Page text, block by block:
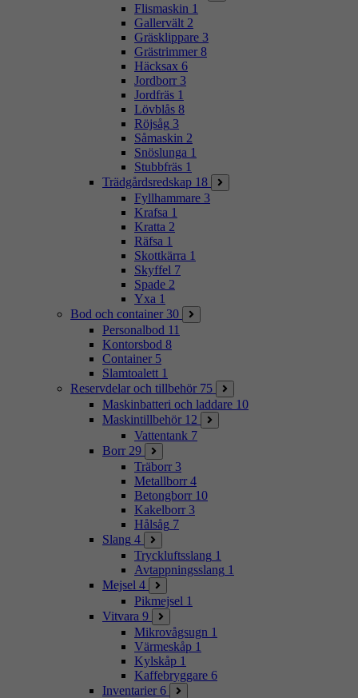
Flismaskin 1
Gallervält 2
Gräsklippare 3
Grästrimmer 8
Häcksax 6
Jordborr 3
Jordfräs 1
Lövblås 8
Röjsåg 3
Såmaskin 2
Snöslunga 1
Stubbfräs 1
Trädgårdsredskap 18
Fyllhammare 3
Krafsa 1
Kratta 2
Räfsa 1
Skottkärra 1
Skyffel 7
Spade 2
Yxa 1
Bod och container 30
Personalbod 11
Kontorsbod 8
Container 5
Slamtoalett 1
Reservdelar och tillbehör 75
Maskinbatteri och laddare 10
Maskintillbehör 12
Vattentank 7
Borr 29
Träborr 3
Metallborr 4
Betongborr 10
Kakelborr 3
Hålsåg 7
Slang 4
Tryckluftsslang 1
Avtappningsslang 1
Mejsel 4
Pikmejsel 1
Vitvara 9
Mikrovågsugn 1
Värmeskåp 1
Kylskåp 1
Kaffebryggare 6
Inventarier 6